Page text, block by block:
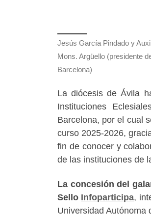
Jesús García Pindado y
Mons. Argüello (presidente
Barcelona)
La diócesis de Ávila
Instituciones
Barcelona, por el cual
curso 2025-2026,
fin de conocer y
de las instituciones de
La concesión del
Sello Infoparticipa,
Universidad Autónoma